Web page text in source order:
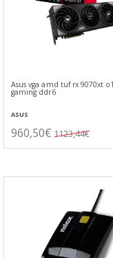
Asus vga amd tuf rx 9070xt
gaming ddr6
ASUS
960,50€ 1123,44€